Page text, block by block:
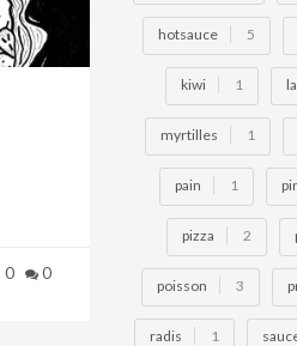
0 0
hotsauce 5
kiwi 1
myrtilles 1
pain 1
pizza 2
poisson 3
radis 1